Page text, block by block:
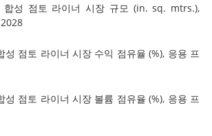
성 점토 라이너 시장 규모 (in. sq. mtrs.),
성 점토 라이너 시장 수익 점유율 (%), 응용 프
성 점토 라이너 시장 볼륨 점유율 (%), 응용 프